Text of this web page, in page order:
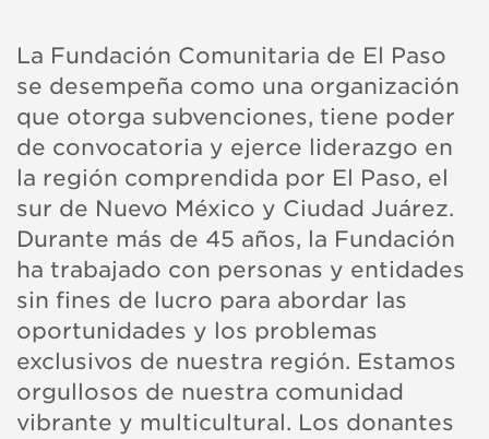
La Fundación Comunitaria de El Paso
se desempeña como una organización
que otorga subvenciones, tiene poder
de convocatoria y ejerce liderazgo en
la región comprendida por El Paso, el
sur de Nuevo México y Ciudad Juárez.
Durante más de 45 años, la Fundación
ha trabajado con personas y entidades
sin fines de lucro para abordar las
oportunidades y los problemas
exclusivos de nuestra región. Estamos
orgullosos de nuestra comunidad
vibrante y multicultural. Los donantes